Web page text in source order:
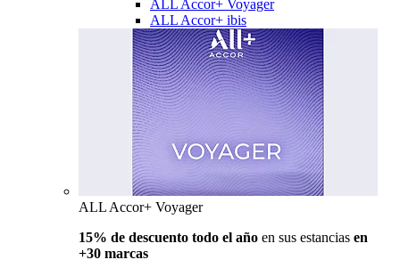
ALL Accor+ Voyager
ALL Accor+ ibis
ALL Accor+ Voyager
15% de descuento todo el año en sus estancias en
+30 marcas